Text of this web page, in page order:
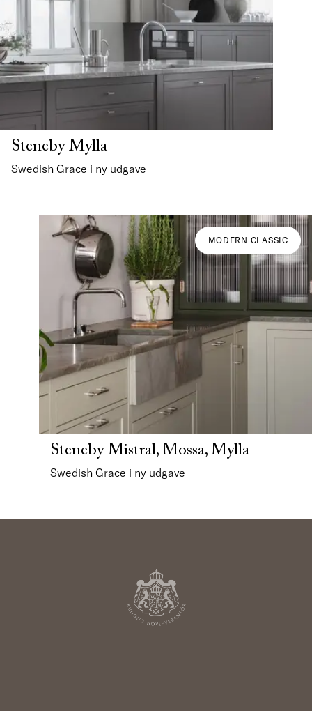
Steneby Mylla
Swedish Grace i ny udgave
MODERN CLASSIC
Steneby Mistral, Mossa, Mylla
Swedish Grace i ny udgave